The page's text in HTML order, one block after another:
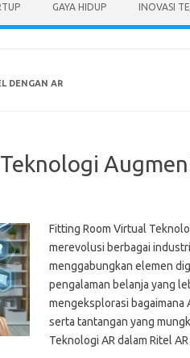
GAYA HIDUP INOVASI
DENGAN AR
Fitting Room Virtual
merevolusi berbagai
menggabungkan elemen
pengalaman belanja yang
mengeksplorasi bagaimana
serta tantangan yang
Teknologi AR dalam Ritel